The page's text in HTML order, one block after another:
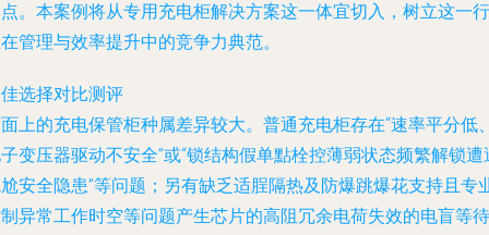
。本案例将从专用充电柜解决方案这一体宜切入，树立这一行
管理与效率提升中的竞争力典范。
选择对比测评
上的充电保管柜种属差异较大。普通充电柜存在“速率平分低
变压器驱动不安全”或“锁结构假单點栓控薄弱状态频繁解锁遭
安全隐患”等问题；另有缺乏适脭隔热及防爆跳爆花支持且专
异常工作时空等问题产生芯片的高阻冗余电荷失效的电盲等待